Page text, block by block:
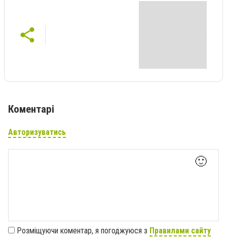
Коментарі
Авторизуватись
🙂
Розміщуючи коментар, я погоджуюся з Правилами сайту